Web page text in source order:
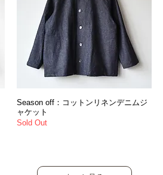
Season off：コットンリネンデニムジ
ャケット
Sold Out